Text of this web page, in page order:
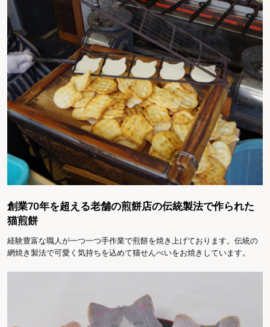
創業70年を超える老舗の煎餅店の伝統製法で作られた
猫煎餅
経験豊富な職人が一つ一つ手作業で煎餅を焼き上げております。伝統の
網焼き製法で可愛く気持ちを込めて猫せんべいをお焼きしています。